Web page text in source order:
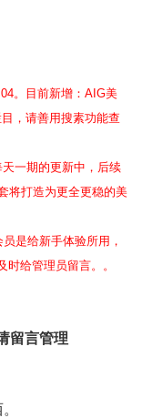
。目前新增：AIG美
，请善用搜素功能查
一期的更新中，后续
将打造为更全更稳的美
是给新手体验所用，
给管理员留言。。
留言管理